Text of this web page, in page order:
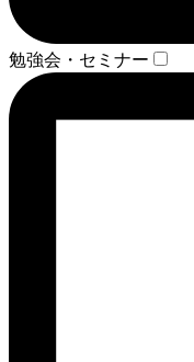
勉強会・セミナー